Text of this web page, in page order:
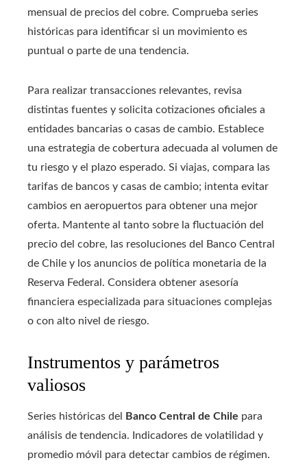
mensual de precios del cobre. Comprueba series
históricas para identificar si un movimiento es
puntual o parte de una tendencia.
Para realizar transacciones relevantes, revisa
distintas fuentes y solicita cotizaciones oficiales a
entidades bancarias o casas de cambio. Establece
una estrategia de cobertura adecuada al volumen de
tu riesgo y el plazo esperado. Si viajas, compara las
tarifas de bancos y casas de cambio; intenta evitar
cambios en aeropuertos para obtener una mejor
oferta. Mantente al tanto sobre la fluctuación del
precio del cobre, las resoluciones del Banco Central
de Chile y los anuncios de política monetaria de la
Reserva Federal. Considera obtener asesoría
financiera especializada para situaciones complejas
o con alto nivel de riesgo.
Instrumentos y parámetros
valiosos
Series históricas del Banco Central de Chile para
análisis de tendencia. Indicadores de volatilidad y
promedio móvil para detectar cambios de régimen.